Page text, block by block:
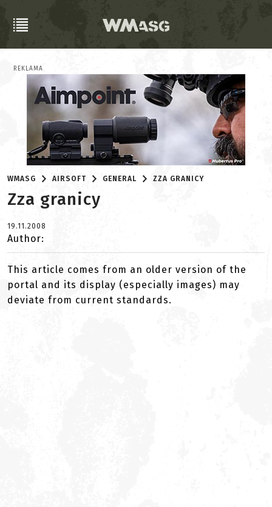
REKLAMA
WMASG AIRSOFT GENERAL ZZA GRANICY
Zza granicy
19.11.2008
Author:
This article comes from an older version of the
portal and its display (especially images) may
deviate from current standards.